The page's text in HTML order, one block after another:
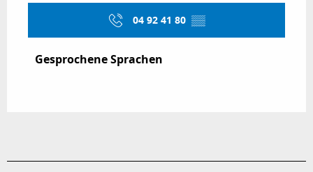
04 92 41 80 ▒▒
Gesprochene Sprachen
Gesprochene Sprachen